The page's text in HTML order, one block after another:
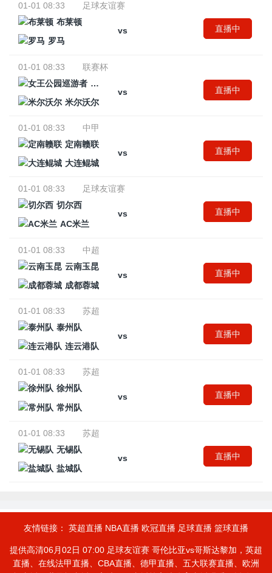
01-01 08:33
足球友谊赛
布莱顿
vs
罗马
直播中
01-01 08:33
联赛杯
女王公园巡游者
vs
米尔沃尔
直播中
01-01 08:33
中甲
定南赣联
vs
大连鲲城
直播中
01-01 08:33
足球友谊赛
切尔西
vs
AC米兰
直播中
01-01 08:33
中超
云南玉昆
vs
成都蓉城
直播中
01-01 08:33
苏超
泰州队
vs
连云港队
直播中
01-01 08:33
苏超
徐州队
vs
常州队
直播中
01-01 08:33
苏超
无锡队
vs
盐城队
直播中
友情链接： 英超直播 NBA直播 欧冠直播 足球直播 篮球直播
提供高清06月02日 07:00 足球友谊赛 哥伦比亚vs哥斯达黎加，英超
直播、在线法甲直播、CBA直播、德甲直播、五大联赛直播、欧洲